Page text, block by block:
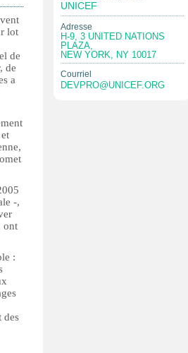
lot
de
de
a
-,
ont
:
des
UNICEF
Adresse
H-9, 3 UNITED NATIONS
PLAZA,
NEW YORK, NY 10017
Courriel
DEVPRO@UNICEF.ORG